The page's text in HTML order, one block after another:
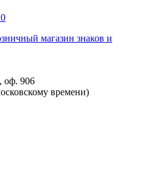
0
магазин знаков и
оф. 906
времени)